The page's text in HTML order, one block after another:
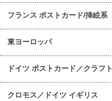
フランス ポストカード/挿絵系
東ヨーロッパ
ドイツ ポストカード／クラフト
クロモス／ドイツ イギリス